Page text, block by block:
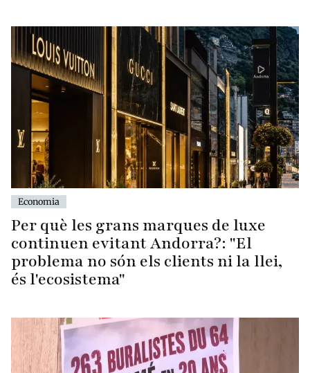
Economia
Per què les grans marques de luxe
continuen evitant Andorra?: "El
problema no són els clients ni la llei,
és l'ecosistema"